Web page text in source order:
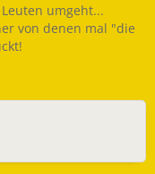
umgeht...
von denen mal "die